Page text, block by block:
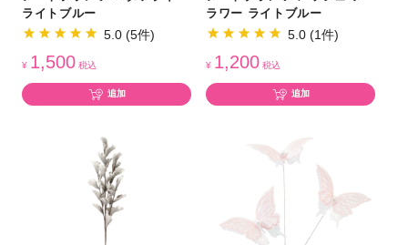
ライトブルー
5.0 (5件)
¥ 1,500 税込
追加
ラワー ライトブルー
5.0 (1件)
¥ 1,200 税込
追加